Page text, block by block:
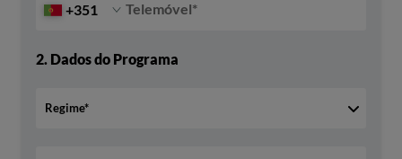
+351 Telemóvel*
2. Dados do Programa